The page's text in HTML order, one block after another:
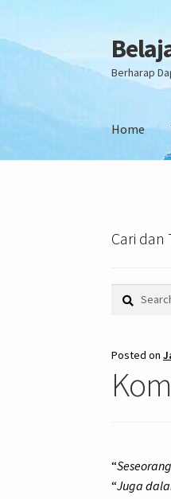
Skip
to
navigation
Skip
to
content
Berharap
Home
Cari dan
Search
Posted on
“
“Juga